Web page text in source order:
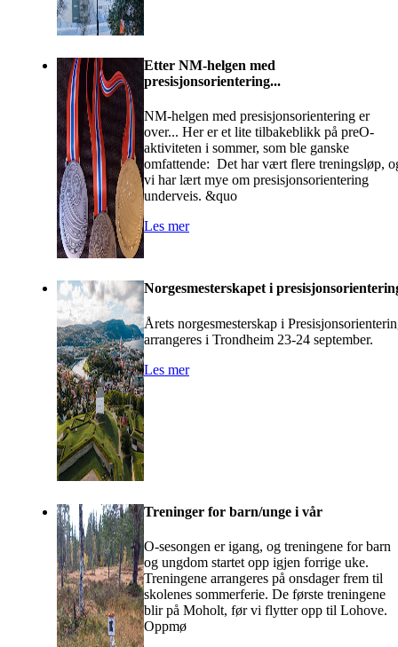
Etter NM-helgen med
presisjonsorientering...
NM-helgen med presisjonsorientering er
over... Her er et lite tilbakeblikk på preO-
aktiviteten i sommer, som ble ganske
omfattende: Det har vært flere treningsløp,
vi har lært mye om presisjonsorientering
underveis. &quo
Les mer
Norgesmesterskapet i
Årets norgesmesterskap i
arrangeres i Trondheim 23-24 september.
Les mer
Treninger for barn/unge i vår
O-sesongen er igang, og treningene for barn
og ungdom startet opp igjen forrige uke.
Treningene arrangeres på onsdager frem til
skolenes sommerferie. De første treningene
blir på Moholt, før vi flytter opp til Lohove.
Oppmø